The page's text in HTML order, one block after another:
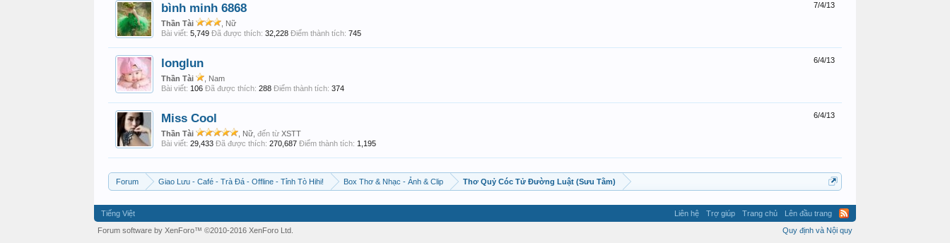
7/4/13
bình minh 6868
Thần Tài
, Nữ
Bài viết: 5,749 Đã được thích: 32,228 Điểm thành tích: 745
6/4/13
longlun
Thần Tài
, Nam
Bài viết: 106 Đã được thích: 288 Điểm thành tích: 374
6/4/13
Miss Cool
Thần Tài , Nữ, đến từ XSTT
Bài viết: 29,433 Đã được thích: 270,687 Điểm thành tích: 1,195
Forum Giao Lưu - Café - Trà Đá - Offline - Tỉnh Tò Hihi! Box Thơ & Nhạc - Ảnh & Clip Thơ Quỷ Cóc Tử Đường Luật (Sưu Tằm)
Tiếng Việt Liên hệ Trợ giúp Trang chủ
Lên đầu trang
Quy định và Nội quy
Forum software by XenForo™ ©2010-2016 XenForo Ltd.